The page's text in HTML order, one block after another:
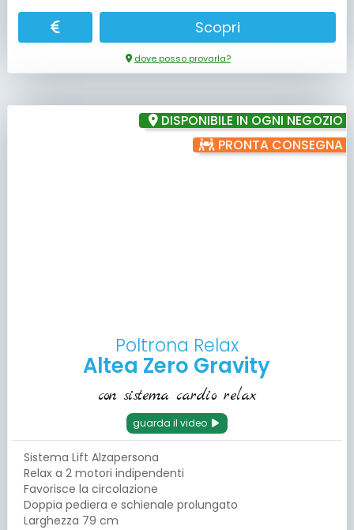
Scopri
dove posso provarla?
DISPONIBILE IN OGNI NEGOZIO
PRONTA CONSEGNA
Poltrona Relax
Altea Zero Gravity
con sistema cardio relax
guarda il video
Sistema Lift Alzapersona
Relax a 2 motori indipendenti
Favorisce la circolazione
Doppia pediera e schienale prolungato
Larghezza 79 cm